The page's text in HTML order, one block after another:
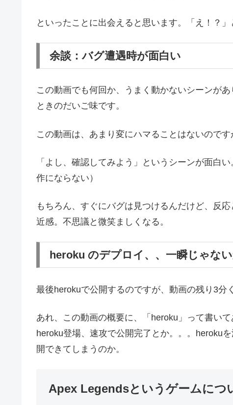
といったことに出会えると思います。「え！？」
余談：バグ遭遇時が面白い
この動画でも何回か、うまく動かないシーンが
ときのだいご味です。
この動画は、あまり変にハマることはないので
「よし、確認してみよう」というシーンが面白
作にならない）
もちろん、すぐにバグは見つけるんだけど、反
近感。不思議と微笑ましくなる。
heroku のデプロイ、、一瞬じゃない
最後herokuで公開するのですが、動画の残り3分
あれ、この動画の概要に、「heroku」って書い
heroku登場、速攻で公開完了とか。。。heroku
開できてしまうのか。
Apex Legendsというゲームにつ